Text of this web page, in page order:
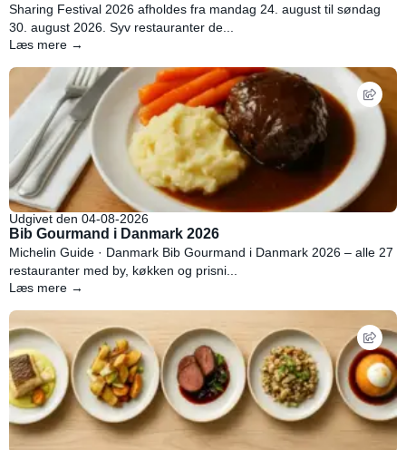
Sharing Festival 2026 afholdes fra mandag 24. august til søndag
30. august 2026. Syv restauranter de...
Læs mere →
Udgivet den 04-08-2026
Bib Gourmand i Danmark 2026
Michelin Guide · Danmark Bib Gourmand i Danmark 2026 – alle 27
restauranter med by, køkken og prisni...
Læs mere →